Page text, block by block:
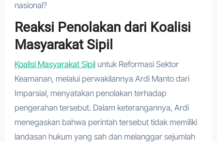
nasional?
Reaksi Penolakan dari Koalisi
Masyarakat Sipil
Koalisi Masyarakat Sipiluntuk Reformasi Sektor
Keamanan, melalui perwakilannya Ardi Manto dari
Imparsial, menyatakan penolakan terhadap
pengerahan tersebut. Dalam keterangannya, Ardi
menegaskan bahwa perintah tersebut tidak memiliki
landasan hukum yang sah dan melanggar sejumlah